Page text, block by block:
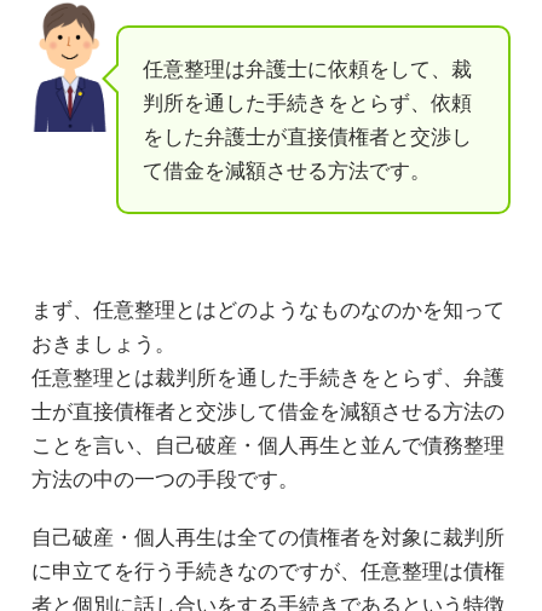
任意整理は弁護士に依頼をして、裁
判所を通した手続きをとらず、依頼
をした弁護士が直接債権者と交渉し
て借金を減額させる方法です。
まず、任意整理とはどのようなものなのかを知って
おきましょう。
任意整理とは裁判所を通した手続きをとらず、弁護
士が直接債権者と交渉して借金を減額させる方法の
ことを言い、自己破産・個人再生と並んで債務整理
方法の中の一つの手段です。
自己破産・個人再生は全ての債権者を対象に裁判所
に申立てを行う手続きなのですが、任意整理は債権
者と個別に話し合いをする手続きであるという特徴